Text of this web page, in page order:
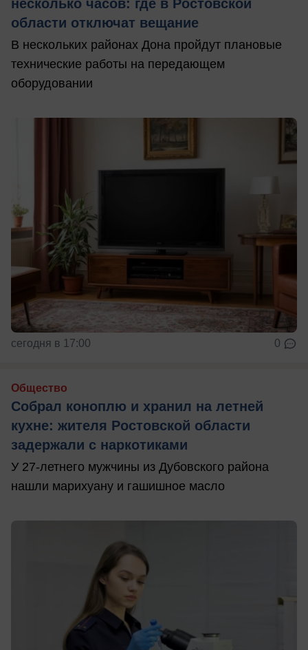
несколько часов: где в Ростовской
области отключат вещание
В нескольких районах Дона пройдут плановые
технические работы на передающем
оборудовании
сегодня в 17:00 0
Общество
Собрал коноплю и хранил на летней
кухне: жителя Ростовской области
задержали с наркотиками
У 27-летнего мужчины из Дубовского района
нашли марихуану и гашишное масло